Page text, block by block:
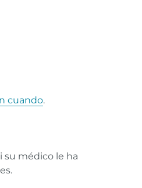
cuando.
su médico le ha